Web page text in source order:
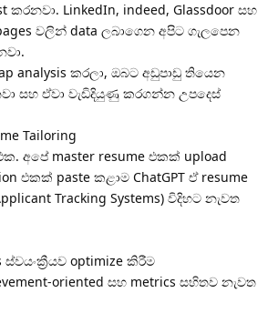
LinkedIn, indeed, Glassdoor සහ
වලින් data ලබාගෙන අපිට ගැලපෙන
analysis කරලා, ඔබට අඩුපාඩු තියෙන
සහ ඒවා වැඩිදියුණු කරගන්න උපදෙස්
Tailoring
අපේ master resume එකක් upload
එකක් paste කළාම ChatGPT ඒ resume
Tracking Systems) විදිහට නැවත
ස්වයංක්‍රීයව optimize කිරීම
oriented සහ metrics සහිතව නැවත